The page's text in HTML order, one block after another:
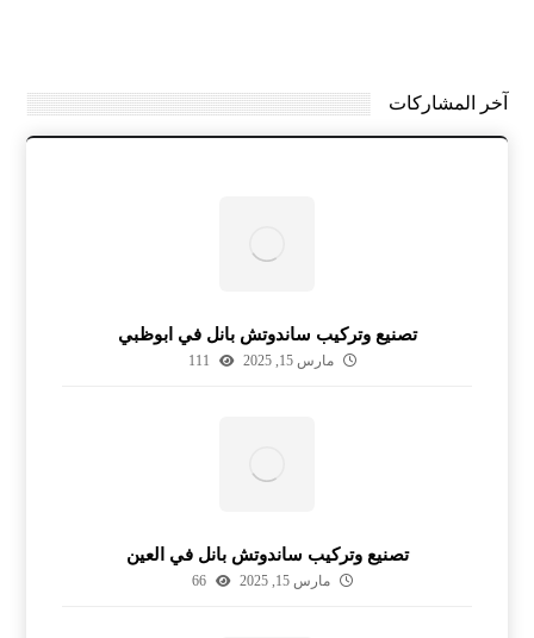
آخر المشاركات
تصنيع وتركيب ساندوتش بانل في ابوظبي
مارس 15, 2025 111
تصنيع وتركيب ساندوتش بانل في العين
مارس 15, 2025 66